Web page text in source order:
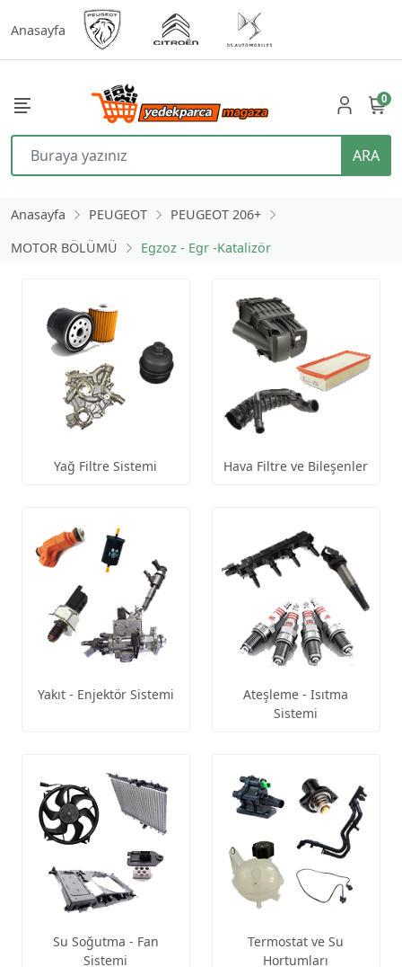
Anasayfa
ARA
0
Anasayfa PEUGEOT
PEUGEOT 206+
MOTOR BÖLÜMÜ
Egzoz - Egr -Katalizör
Yağ Filtre Sistemi Hava Filtre ve Bileşenler
Yakıt - Enjektör Sistemi
Ateşleme - Isıtma
Sistemi
Su Soğutma - Fan
Sistemi
Termostat ve Su
Hortumları